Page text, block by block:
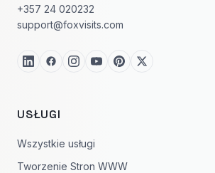
+357 24 020232
support@foxvisits.com
USŁUGI
Wszystkie usługi
Tworzenie Stron WWW